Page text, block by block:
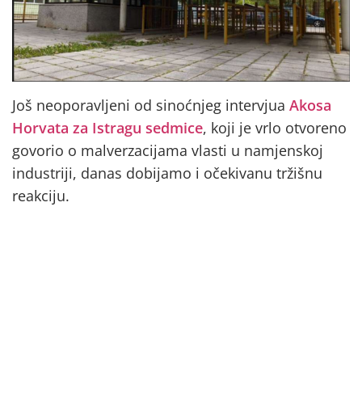
Još neoporavljeni od sinoćnjeg intervjua Akosa
Horvata za Istragu sedmice, koji je vrlo otvoreno
govorio o malverzacijama vlasti u namjenskoj
industriji, danas dobijamo i očekivanu tržišnu
reakciju.